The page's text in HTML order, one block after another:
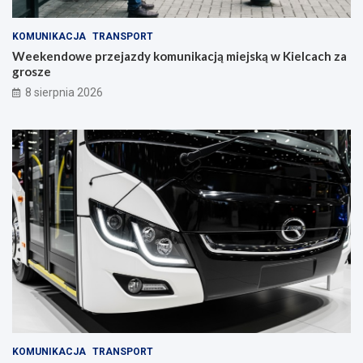
w
c
z
y
e
KOMUNIKACJA TRANSPORT
Weekendowe przejazdy komunikacją miejską w Kielcach za
grosze
8 sierpnia 2026
KOMUNIKACJA TRANSPORT